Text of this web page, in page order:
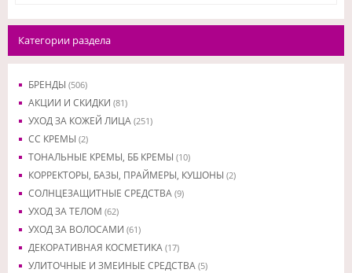
Категории раздела
БРЕНДЫ (506)
АКЦИИ И СКИДКИ (81)
УХОД ЗА КОЖЕЙ ЛИЦА (251)
CC КРЕМЫ (2)
ТОНАЛЬНЫЕ КРЕМЫ, ББ КРЕМЫ (10)
КОРРЕКТОРЫ, БАЗЫ, ПРАЙМЕРЫ, КУШОНЫ (2)
СОЛНЦЕЗАЩИТНЫЕ СРЕДСТВА (9)
УХОД ЗА ТЕЛОМ (62)
УХОД ЗА ВОЛОСАМИ (61)
ДЕКОРАТИВНАЯ КОСМЕТИКА (17)
УЛИТОЧНЫЕ И ЗМЕИНЫЕ СРЕДСТВА (5)